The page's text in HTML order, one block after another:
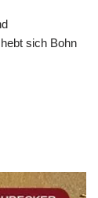
sich Bohn